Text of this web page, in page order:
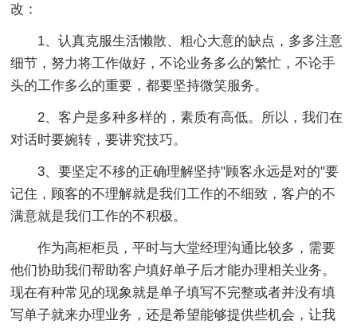
改：
1、认真克服生活懒散、粗心大意的缺点，多多注意
细节，努力将工作做好，不论业务多么的繁忙，不论手
头的工作多么的重要，都要坚持微笑服务。
2、客户是多种多样的，素质有高低。所以，我们在
对话时要婉转，要讲究技巧。
3、要坚定不移的正确理解坚持"顾客永远是对的"要
记住，顾客的不理解就是我们工作的不细致，客户的不
满意就是我们工作的不积极。
作为高柜柜员，平时与大堂经理沟通比较多，需要
他们协助我们帮助客户填好单子后才能办理相关业务。
现在有种常见的现象就是单子填写不完整或者并没有填
写单子就来办理业务，还是希望能够提供些机会，让我